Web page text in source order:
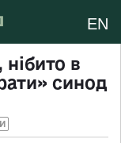
EN
в
синод